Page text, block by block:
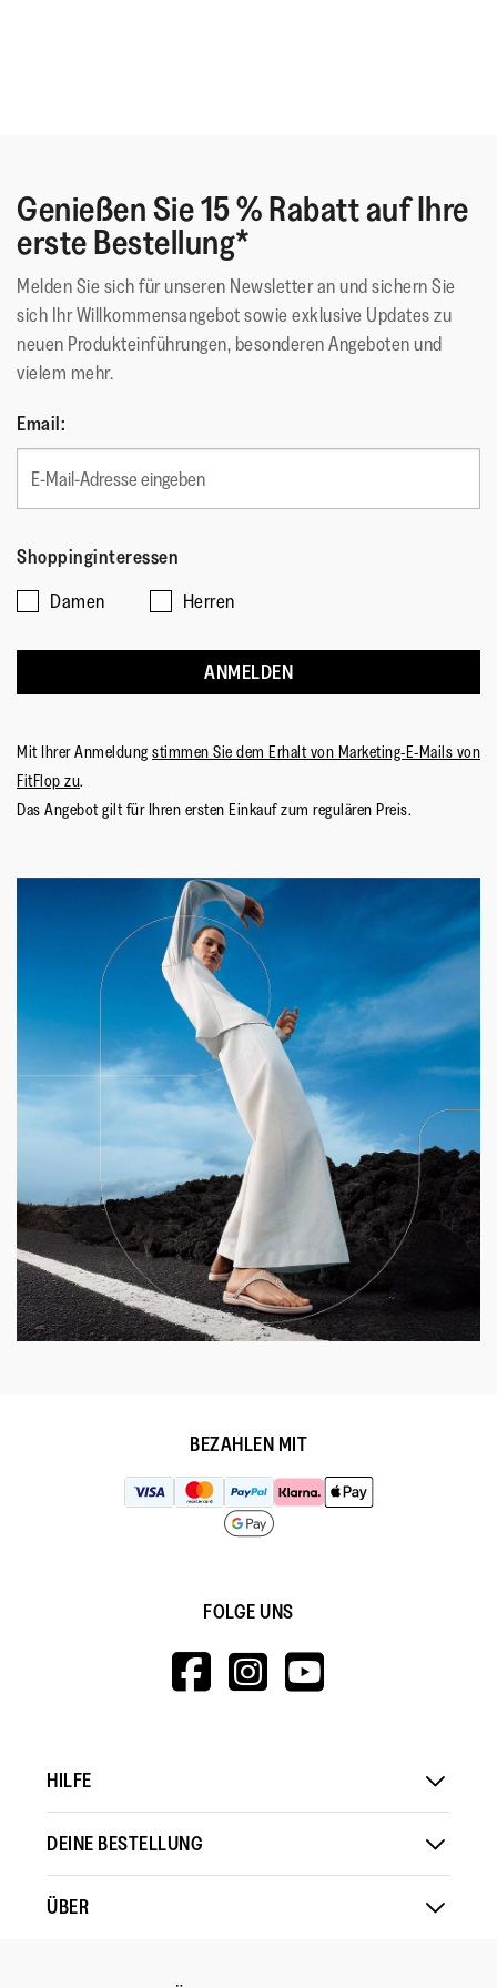
Genießen Sie 15 % Rabatt auf Ihre
erste Bestellung*
Melden Sie sich für unseren Newsletter an und sichern Sie
sich Ihr Willkommensangebot sowie exklusive Updates zu
neuen Produkteinführungen, besonderen Angeboten und
vielem mehr.
Email:
Shoppinginteressen
Damen
Herren
ANMELDEN
Mit Ihrer Anmeldung stimmen Sie dem Erhalt von Marketing-E-Mails von
FitFlop zu.
Das Angebot gilt für Ihren ersten Einkauf zum regulären Preis.
BEZAHLEN MIT
FOLGE UNS
HTTPS://
HTTPS://
HILFE
DEINE BESTELLUNG
ÜBER